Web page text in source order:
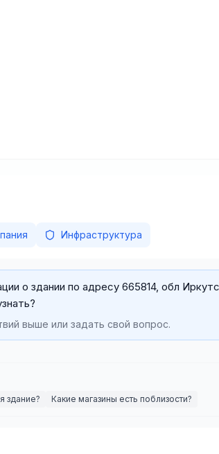
Инфраструктура
о здании по адресу 665814, обл
выше или задать свой вопрос.
здание? Какие магазины есть поблизости?